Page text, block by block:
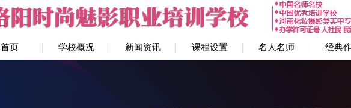
首页 学校概况 新闻资讯 课程设置 名人名师 经典